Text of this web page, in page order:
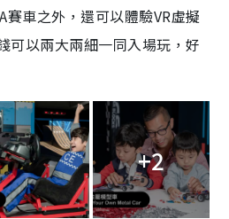
賽車之外，還可以體驗VR虛擬
可以兩大兩細一同入場玩，好
+2